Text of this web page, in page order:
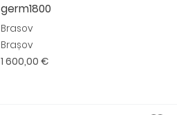
germ1800
Brasov
Brașov
1 600,00 €